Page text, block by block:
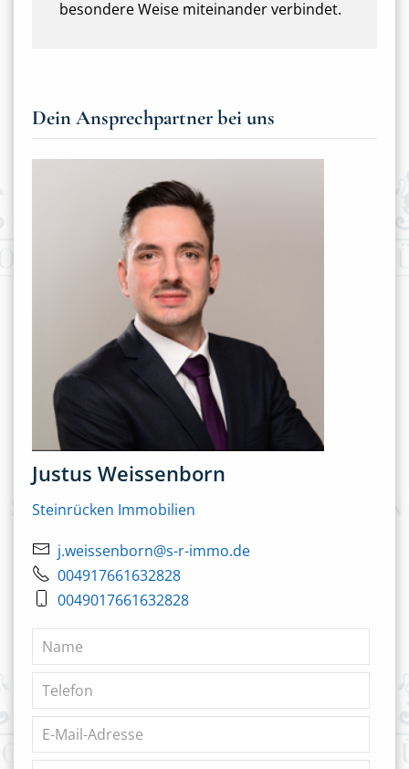
besondere Weise miteinander verbindet.
Dein Ansprechpartner bei uns
Justus Weissenborn
Steinrücken Immobilien
j.weissenborn@s-r-immo.de
004917661632828
0049017661632828